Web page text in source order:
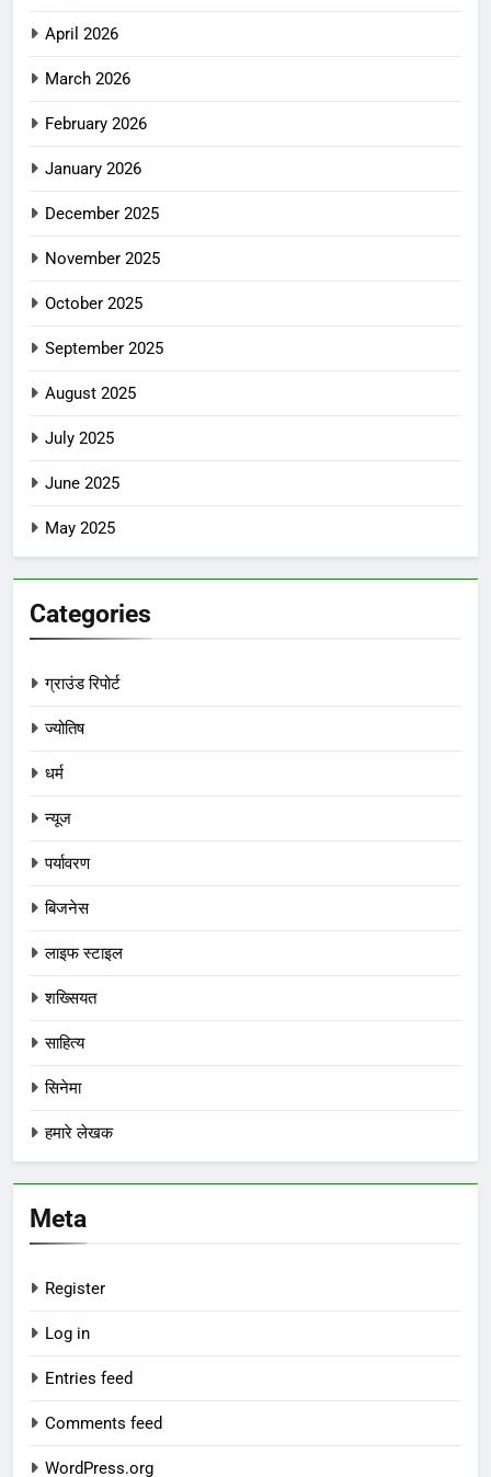
April 2026
March 2026
February 2026
January 2026
December 2025
November 2025
October 2025
September 2025
August 2025
July 2025
June 2025
May 2025
Categories
ग्राउंड रिपोर्ट
ज्योतिष
धर्म
न्यूज
पर्यावरण
बिजनेस
लाइफ स्टाइल
शख्सियत
साहित्य
सिनेमा
हमारे लेखक
Meta
Register
Log in
Entries feed
Comments feed
WordPress.org